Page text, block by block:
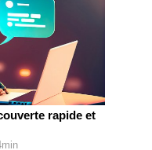
rapide et